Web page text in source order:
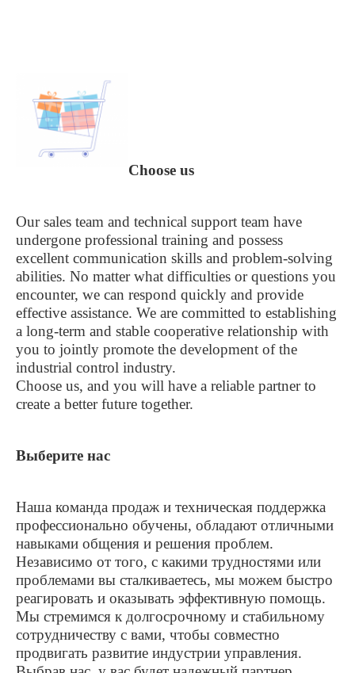
Choose us
Our sales team and technical support team have
undergone professional training and possess
excellent communication skills and problem-solving
abilities. No matter what difficulties or questions you
encounter, we can respond quickly and provide
effective assistance. We are committed to establishing
a long-term and stable cooperative relationship with
you to jointly promote the development of the
industrial control industry.
Choose us, and you will have a reliable partner to
create a better future together.
Выберите нас
Наша команда продаж и техническая поддержка
профессионально обучены, обладают отличными
навыками общения и решения проблем.
Независимо от того, с какими трудностями или
проблемами вы сталкиваетесь, мы можем быстро
реагировать и оказывать эффективную помощь.
Мы стремимся к долгосрочному и стабильному
сотрудничеству с вами, чтобы совместно
продвигать развитие индустрии управления.